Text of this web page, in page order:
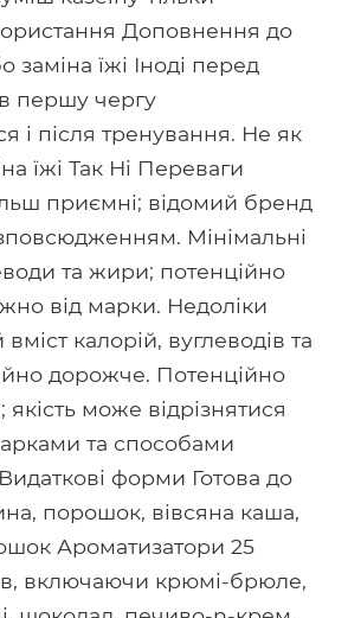
Доповнення до
заміна їжі Іноді перед
першу чергу
і після тренування. Не як
їжі Так Ні Переваги
приємні; відомий бренд
Мінімальні
та жири; потенційно
від марки. Недоліки
калорій, вуглеводів та
дорожче. Потенційно
може відрізнятися
та способами
форми Готова до
порошок, вівсяна каша,
Ароматизатори 25
включаючи крюмі-брюле,